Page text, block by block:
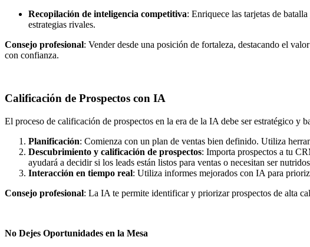
Recopilación de inteligencia competitiva: Enriquece las tarjetas de
estrategias rivales.
Consejo profesional: Vender desde una posición de fortaleza, destacando el
con confianza.
Calificación de Prospectos con IA
El proceso de calificación de prospectos en la era de la IA debe ser estratégico y
Planificación: Comienza con un plan de ventas bien definido. Utiliza
Descubrimiento y calificación de prospectos: Importa prospectos a tu
ayudará a decidir si los leads están listos para ventas o necesitan ser
Interacción en tiempo real: Utiliza informes mejorados con IA para
Consejo profesional: La IA te permite identificar y priorizar prospectos de alta
No Dejes Oportunidades en la Mesa